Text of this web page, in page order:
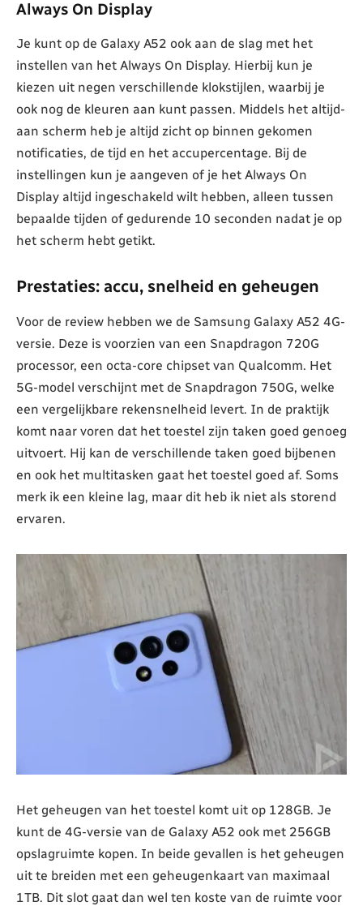
Always On Display
Je kunt op de Galaxy A52 ook aan de slag met het
instellen van het Always On Display. Hierbij kun je
kiezen uit negen verschillende klokstijlen, waarbij je
ook nog de kleuren aan kunt passen. Middels het altijd-
aan scherm heb je altijd zicht op binnen gekomen
notificaties, de tijd en het accupercentage. Bij de
instellingen kun je aangeven of je het Always On
Display altijd ingeschakeld wilt hebben, alleen tussen
bepaalde tijden of gedurende 10 seconden nadat je op
het scherm hebt getikt.
Prestaties: accu, snelheid en geheugen
Voor de review hebben we de Samsung Galaxy A52 4G-
versie. Deze is voorzien van een Snapdragon 720G
processor, een octa-core chipset van Qualcomm. Het
5G-model verschijnt met de Snapdragon 750G, welke
een vergelijkbare rekensnelheid levert. In de praktijk
komt naar voren dat het toestel zijn taken goed genoeg
uitvoert. Hij kan de verschillende taken goed bijbenen
en ook het multitasken gaat het toestel goed af. Soms
merk ik een kleine lag, maar dit heb ik niet als storend
ervaren.
Het geheugen van het toestel komt uit op 128GB. Je
kunt de 4G-versie van de Galaxy A52 ook met 256GB
opslagruimte kopen. In beide gevallen is het geheugen
uit te breiden met een geheugenkaart van maximaal
1TB. Dit slot gaat dan wel ten koste van de ruimte voor